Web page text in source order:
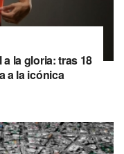
la gloria: tras 18
a la icónica